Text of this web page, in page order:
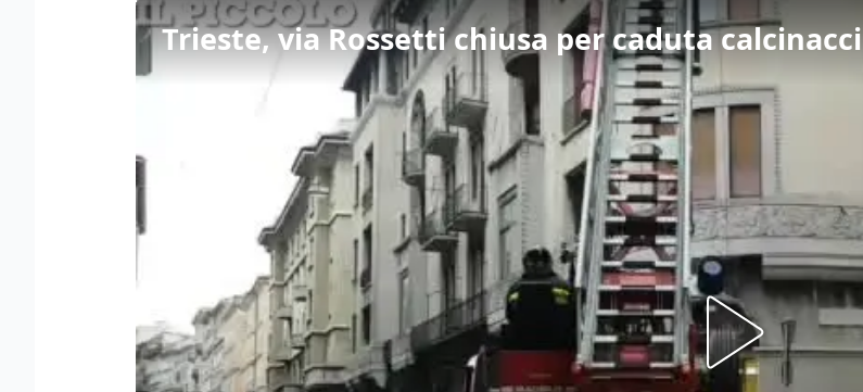
Trieste, via Rossetti chiusa per caduta calcinacci